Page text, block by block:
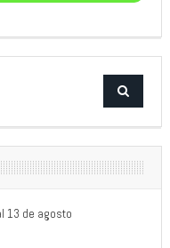
13 de agosto